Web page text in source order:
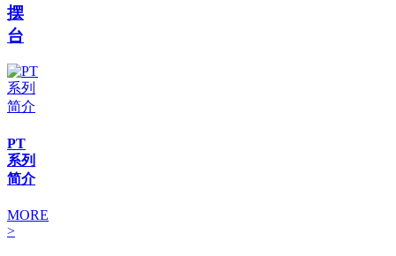
摆
台
PT
系列
简介
MORE
>